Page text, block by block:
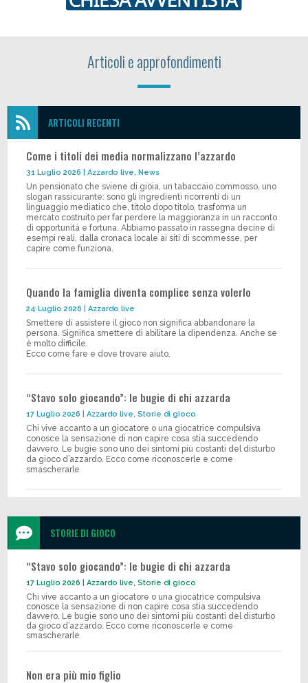
Articoli e approfondimenti
 ARTICOLI RECENTI
Come i titoli dei media normalizzano l’azzardo
31 Luglio 2026 |Azzardo live ,News
Un pensionato che sviene di gioia, un tabaccaio commosso, uno
slogan rassicurante: sono gli ingredienti ricorrenti di un
linguaggio mediatico che, titolo dopo titolo, trasforma un
mercato costruito per far perdere la maggioranza in un racconto
di opportunità e fortuna. Abbiamo passato in rassegna decine di
esempi reali, dalla cronaca locale ai siti di scommesse, per
capire come funziona.
Quando la famiglia diventa complice senza volerlo
24 Luglio 2026 |Azzardo live
Smettere di assistere il gioco non significa abbandonare la
persona. Significa smettere di abilitare la dipendenza. Anche se
è molto difficile.
Ecco come fare e dove trovare aiuto.
“Stavo solo giocando”: le bugie di chi azzarda
17 Luglio 2026 |Azzardo live ,Storie di gioco
Chi vive accanto a un giocatore o una giocatrice compulsiva
conosce la sensazione di non capire cosa stia succedendo
davvero. Le bugie sono uno dei sintomi più costanti del disturbo
da gioco d’azzardo. Ecco come riconoscerle e come
smascherarle
 STORIE DI GIOCO
“Stavo solo giocando”: le bugie di chi azzarda
17 Luglio 2026 |Azzardo live ,Storie di gioco
Chi vive accanto a un giocatore o una giocatrice compulsiva
conosce la sensazione di non capire cosa stia succedendo
davvero. Le bugie sono uno dei sintomi più costanti del disturbo
da gioco d’azzardo. Ecco come riconoscerle e come
smascherarle
Non era più mio figlio